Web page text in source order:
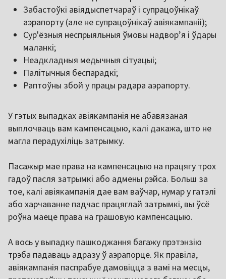
Забастоўкі авіядыспетчараў і супрацоўнікаў
аэрапорту (але не супрацоўнікаў авіякампаніі);
Сур'ёзныя неспрыяльныя ўмовы надворʼя і ўдары
маланкі;
Неадкладныя медычныя сітуацыі;
Палітычныя беспарадкі;
Раптоўны збой у працы радара аэрапорту.
У гэтых выпадках авіякампанія не абавязаная
выплочваць вам кампенсацыю, калі дакажа, што не
магла перадухіліць затрымку.
Пасажыр мае права на кампенсацыю на працягу трох
гадоў пасля затрымкі або адмены рэйса. Больш за
тое, калі авіякампанія дае вам ваўчар, нумар у гатэлі
або харчаванне падчас працяглай затрымкі, вы ўсё
роўна маеце права на грашовую кампенсацыю.
А вось у выпадку пашкоджання багажу прэтэнзію
трэба падаваць адразу ў аэрапорце. Як правіла,
авіякампанія паспрабуе дамовіцца з вамі на месцы,